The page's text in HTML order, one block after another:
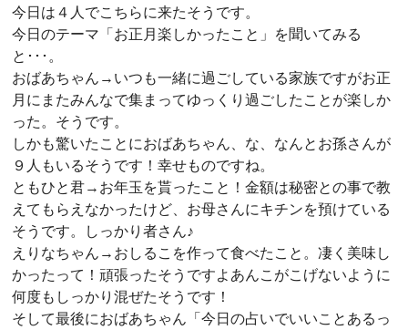
今日は４人でこちらに来たそうです。
今日のテーマ「お正月楽しかったこと」を聞いてみる
と･･･。
おばあちゃん→いつも一緒に過ごしている家族ですがお正
月にまたみんなで集まってゆっくり過ごしたことが楽しか
った。そうです。
しかも驚いたことにおばあちゃん、な、なんとお孫さんが
９人もいるそうです！幸せものですね。
ともひと君→お年玉を貰ったこと！金額は秘密との事で教
えてもらえなかったけど、お母さんにキチンを預けている
そうです。しっかり者さん♪
えりなちゃん→おしるこを作って食べたこと。凄く美味し
かったって！頑張ったそうですよあんこがこげないように
何度もしっかり混ぜたそうです！
そして最後におばあちゃん「今日の占いでいいことあるっ